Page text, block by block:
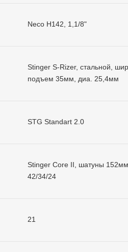
Neco H142, 1,1/8"
Stinger S-Rizer, стальной,
подъем 35мм, диа. 25,4мм
STG Standart 2.0
Stinger Core II, шатуны
42/34/24
21